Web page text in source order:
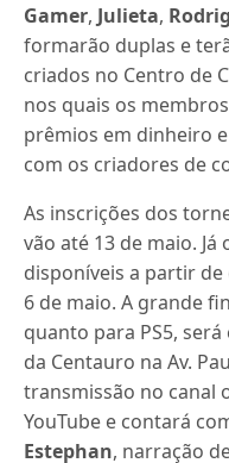
Gamer, Julieta,
formarão duplas e
criados no Centro de
nos quais os
prêmios em dinheiro
com os criadores de
As inscrições dos
vão até 13 de maio.
disponíveis a partir
6 de maio. A grande
quanto para PS5,
da Centauro na Av.
transmissão no canal
YouTube e contará
Estephan, narração